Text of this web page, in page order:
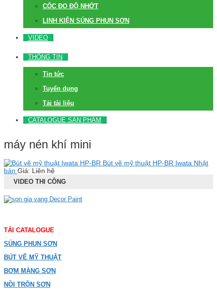
CỐC ĐO ĐỘ NHỚT
LINH KIỆN SÚNG PHUN SƠN
VIDEO
THÔNG TIN
Tin tức
Tuyển dụng
Tải tài liệu
CATALOGUE SẢN PHẨM
máy nén khí mini
Bút vẽ mỹ thuật HP-BR Iwata Nhật
bản Giá: Liên hệ
VIDEO THI CÔNG
TẢI CATALOGUE
SÚNG PHUN SƠN
BÚT VẼ MỸ THUẬT
BƠM MÀNG SƠN
NỒI TRỘN SƠN